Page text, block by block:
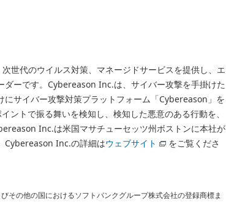
世代のウイルス対策、マネージドサービスを提供し、エ
ーです。Cybereason Inc.は、サイバー攻撃を手掛けた
サイバー攻撃対策プラットフォーム「Cybereason」を
トで振る舞いを検知し、検知した悪意のある行動を、
Inc.は米国マサチューセッツ州ボストンに本社が
Cybereason Inc.の詳細はウェブサイト
をご覧くださ
その他の国におけるソフトバンクグループ株式会社の登録商標ま